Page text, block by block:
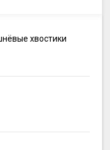
хвостики